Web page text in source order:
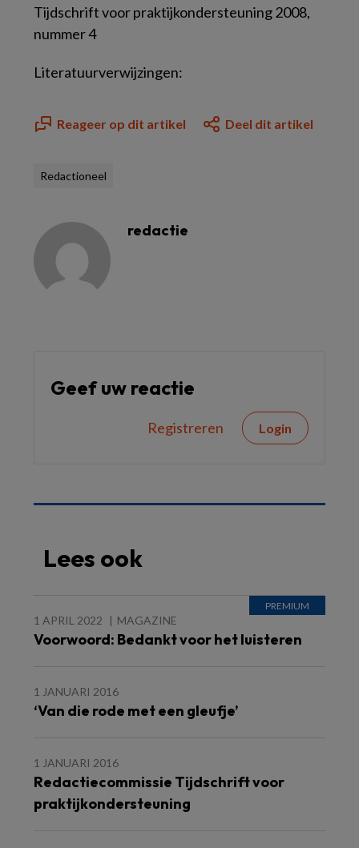
Tijdschrift voor praktijkondersteuning 2008,
nummer 4
Literatuurverwijzingen:
Reageer op dit artikel Deel dit artikel
Redactioneel
redactie
Geef uw reactie
Registreren Login
Lees ook
1 APRIL 2022 MAGAZINE
Voorwoord: Bedankt voor het luisteren
1 JANUARI 2016
‘Van die rode met een gleufje’
1 JANUARI 2016
Redactiecommissie Tijdschrift voor
praktijkondersteuning